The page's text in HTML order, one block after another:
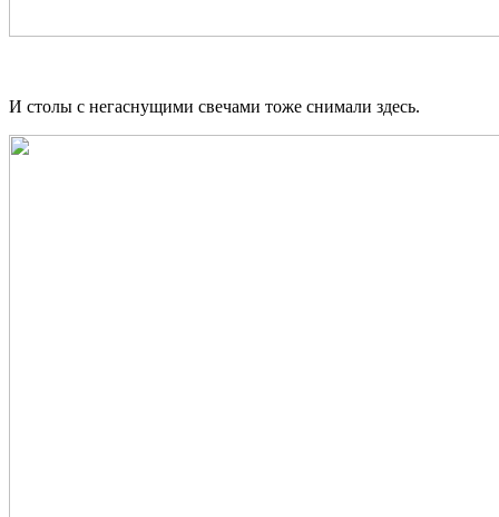
И столы с негаснущими свечами тоже снимали здесь.